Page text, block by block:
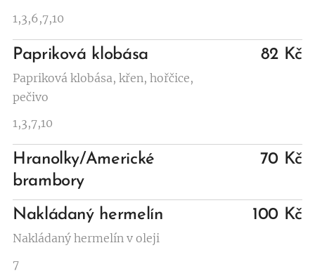
1,3,6,7,10
Papriková klobása
Papriková klobása, křen, hořčice,
pečivo
1,3,7,10
82 Kč
Hranolky/Americké
brambory
70 Kč
Nakládaný hermelín
Nakládaný hermelín v oleji
7
100 Kč